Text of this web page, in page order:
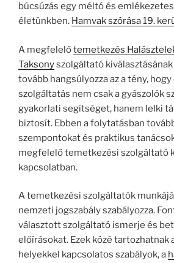
búcsúzás egy méltó és
életünkben. Hamvak szórása 19.
A megfelelőtemetkezés
Taksonyszolgáltató
tovább hangsúlyozza az a tény,
szolgáltatás nem csak a gyászolók
gyakorlati segítséget, hanem lelki
biztosít. Ebben a folytatásban
szempontokat és praktikus
megfelelő temetkezési szolgáltató
kapcsolatban.
A temetkezési szolgáltatók
nemzeti jogszabály szabályozza.
választott szolgáltató ismerje és
előírásokat. Ezek közé tartozhatnak
helyekkel kapcsolatos szabályok, a